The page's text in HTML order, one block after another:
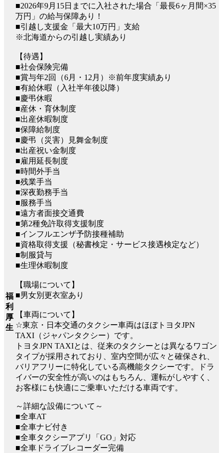
福
利
厚
生
■2026年9月15日までに入社された場合「最長6ヶ月間×35
万円」の給与保障あり！
■引越し支援金「最大10万円」支給
※北海道からの引越し実績あり
【待遇】
■社会保険完備
■賞与年2回（6月・12月）※前年度実績あり
■有給休暇（入社半年後以降）
■慶弔休暇
■産休・育休制度
■出産休暇制度
■保障給制度
■慶弔（災害）見舞金制度
■出産祝い金制度
■雇用延長制度
■時間外手当
■残業手当
■深夜勤務手当
■服務手当
■遠方者面接交通費
■第2種免許取得支援制度
■インフルエンザ予防接種補助
■資格取得支援（秘書検定・サービス接遇検定など）
■制服貸与
■生理休暇制度
【職場について】
■男女別更衣室あり
【車両について】
☆東京・日本交通のタクシー車両はほぼトヨタJPN
TAXI（ジャパンタクシー）です。
トヨタJPN TAXIとは、従来のタクシーとは異なるワゴン
タイプが採用されており、室内空間が広々と確保され、
バリアフリーに特化している高機能タクシーです。ドラ
イバーの安全性が高いのはもちろん、運転がしやすく、
お客様にも快適にご乗車いただける車両です。
～詳細な設備について～
■全車AT
■全車ナビ付き
■全車タクシーアプリ「GO」対応
■全車ドライブレコーダー完備